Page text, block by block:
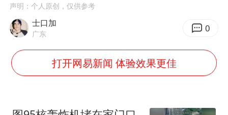
宇树科技中一签需缴款7.54万元
四川宜宾市高县发生4.9级地震
声明：个人原创，仅供参考
士口加
广东 0
打开网易新闻 体验效果更佳